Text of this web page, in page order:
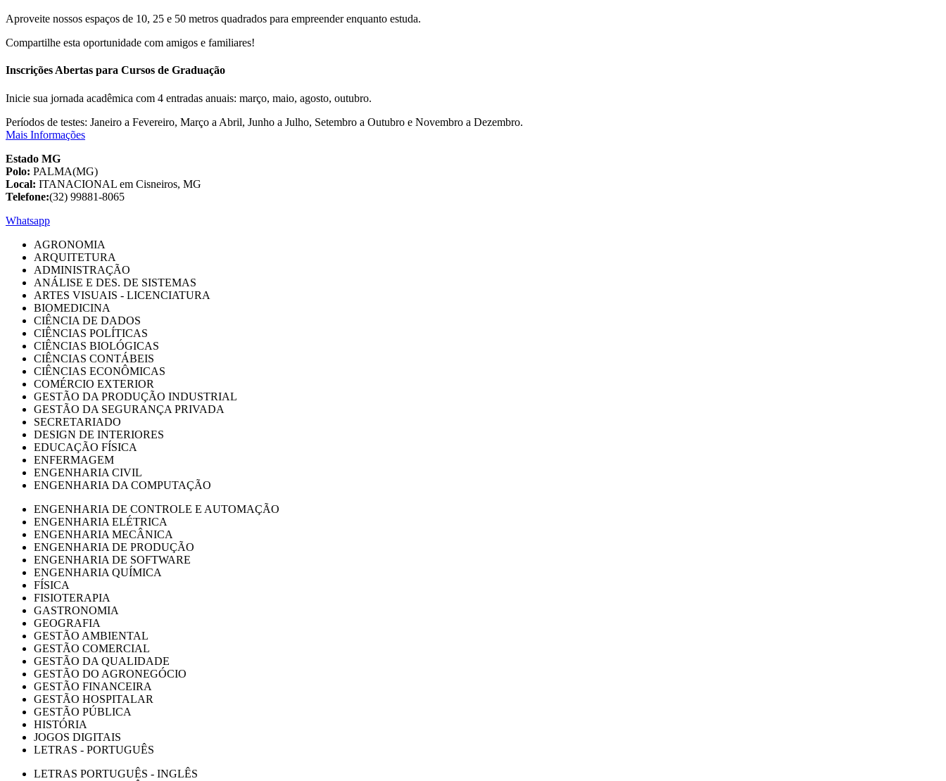
Aproveite nossos espaços de 10, 25 e 50 metros quadrados para empreender enquanto estuda.
Compartilhe esta oportunidade com amigos e familiares!
Inscrições Abertas para Cursos de Graduação
Inicie sua jornada acadêmica com 4 entradas anuais: março, maio, agosto, outubro.
Períodos de testes: Janeiro a Fevereiro, Março a Abril, Junho a Julho, Setembro a Outubro e Novembro a Dezembro.
Mais Informações
Estado MG
Polo: PALMA(MG)
Local: ITANACIONAL em Cisneiros, MG
Telefone:(32) 99881-8065
Whatsapp
AGRONOMIA
ARQUITETURA
ADMINISTRAÇÃO
ANÁLISE E DES. DE SISTEMAS
ARTES VISUAIS - LICENCIATURA
BIOMEDICINA
CIÊNCIA DE DADOS
CIÊNCIAS POLÍTICAS
CIÊNCIAS BIOLÓGICAS
CIÊNCIAS CONTÁBEIS
CIÊNCIAS ECONÔMICAS
COMÉRCIO EXTERIOR
GESTÃO DA PRODUÇÃO INDUSTRIAL
GESTÃO DA SEGURANÇA PRIVADA
SECRETARIADO
DESIGN DE INTERIORES
EDUCAÇÃO FÍSICA
ENFERMAGEM
ENGENHARIA CIVIL
ENGENHARIA DA COMPUTAÇÃO
ENGENHARIA DE CONTROLE E AUTOMAÇÃO
ENGENHARIA ELÉTRICA
ENGENHARIA MECÂNICA
ENGENHARIA DE PRODUÇÃO
ENGENHARIA DE SOFTWARE
ENGENHARIA QUÍMICA
FÍSICA
FISIOTERAPIA
GASTRONOMIA
GEOGRAFIA
GESTÃO AMBIENTAL
GESTÃO COMERCIAL
GESTÃO DA QUALIDADE
GESTÃO DO AGRONEGÓCIO
GESTÃO FINANCEIRA
GESTÃO HOSPITALAR
GESTÃO PÚBLICA
HISTÓRIA
JOGOS DIGITAIS
LETRAS - PORTUGUÊS
LETRAS PORTUGUÊS - INGLÊS